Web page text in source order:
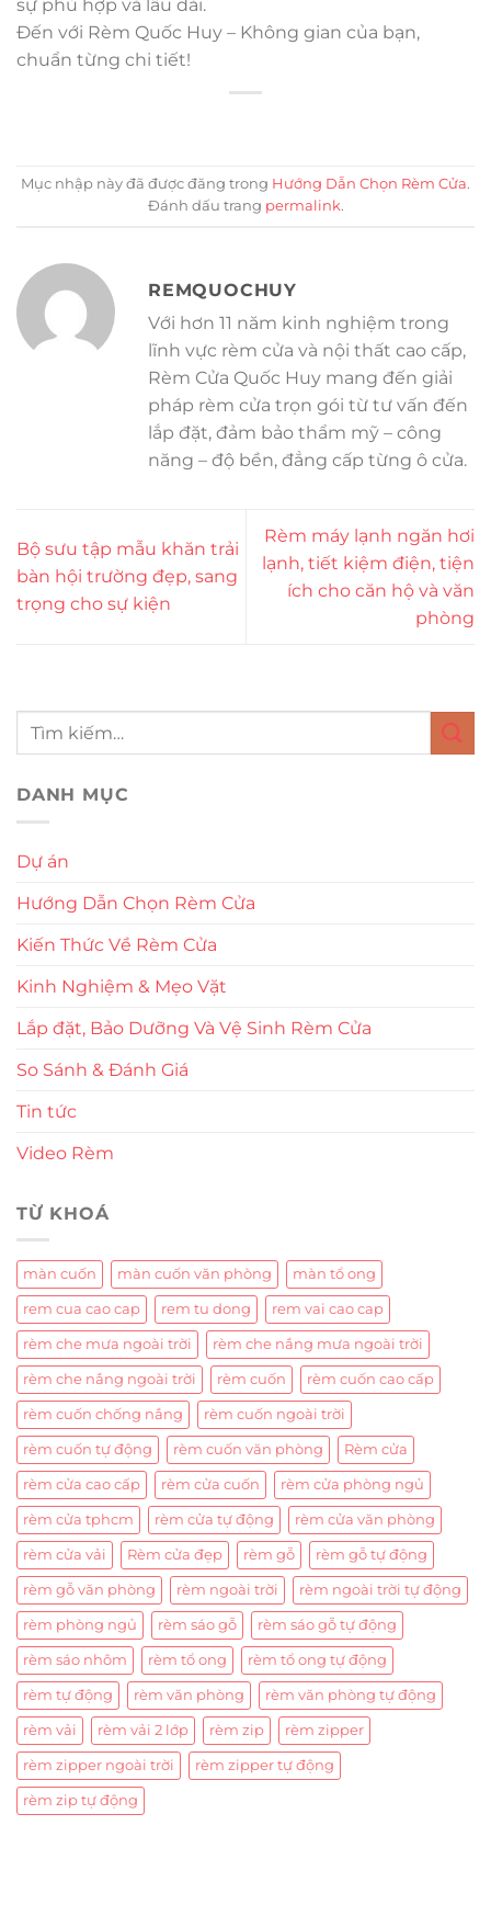
sự phù hợp và lâu dài.
Đến với Rèm Quốc Huy – Không gian của bạn,
chuẩn từng chi tiết!
Mục nhập này đã được đăng trong Hướng Dẫn Chọn Rèm Cửa.
Đánh dấu trang permalink.
REMQUOCHUY
Với hơn 11 năm kinh nghiệm trong
lĩnh vực rèm cửa và nội thất cao cấp,
Rèm Cửa Quốc Huy mang đến giải
pháp rèm cửa trọn gói từ tư vấn đến
lắp đặt, đảm bảo thẩm mỹ – công
năng – độ bền, đẳng cấp từng ô cửa.
Bộ sưu tập mẫu khăn trải
bàn hội trường đẹp, sang
trọng cho sự kiện
Rèm máy lạnh ngăn hơi
lạnh, tiết kiệm điện, tiện
ích cho căn hộ và văn
phòng
DANH MỤC
Dự án
Hướng Dẫn Chọn Rèm Cửa
Kiến Thức Về Rèm Cửa
Kinh Nghiệm & Mẹo Vặt
Lắp đặt, Bảo Dưỡng Và Vệ Sinh Rèm Cửa
So Sánh & Đánh Giá
Tin tức
Video Rèm
TỪ KHOÁ
màn cuốn màn cuốn văn phòng màn tổ ong
rem cua cao cap rem tu dong rem vai cao cap
rèm che mưa ngoài trời rèm che nắng mưa ngoài trời
rèm che nắng ngoài trời rèm cuốn rèm cuốn cao cấp
rèm cuốn chống nắng rèm cuốn ngoài trời
rèm cuốn tự động rèm cuốn văn phòng Rèm cửa
rèm cửa cao cấp rèm cửa cuốn rèm cửa phòng ngủ
rèm cửa tphcm rèm cửa tự động rèm cửa văn phòng
rèm cửa vải Rèm cửa đẹp rèm gỗ rèm gỗ tự động
rèm gỗ văn phòng rèm ngoài trời rèm ngoài trời tự động
rèm phòng ngủ rèm sáo gỗ rèm sáo gỗ tự động
rèm sáo nhôm rèm tổ ong rèm tổ ong tự động
rèm tự động rèm văn phòng rèm văn phòng tự động
rèm vải rèm vải 2 lớp rèm zip rèm zipper
rèm zipper ngoài trời rèm zipper tự động
rèm zip tự động